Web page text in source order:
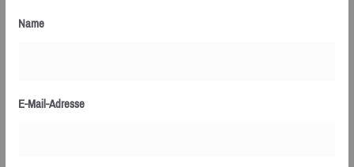
Name
E-Mail-Adresse